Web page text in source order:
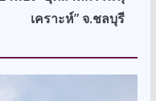
เคราะห์” จ.ชลบุรี